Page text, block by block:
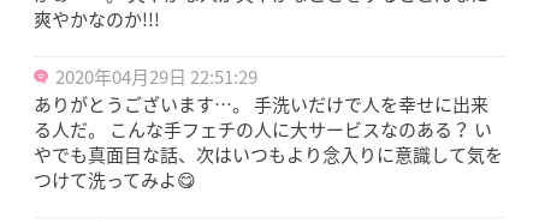
爽やかなのか!!!
2020年04月29日 22:51:29
ありがとうございます…。 手洗いだけで人を幸せに出来
る人だ。 こんな手フェチの人に大サービスなのある？ い
やでも真面目な話、次はいつもより念入りに意識して気を
つけて洗ってみよ😋